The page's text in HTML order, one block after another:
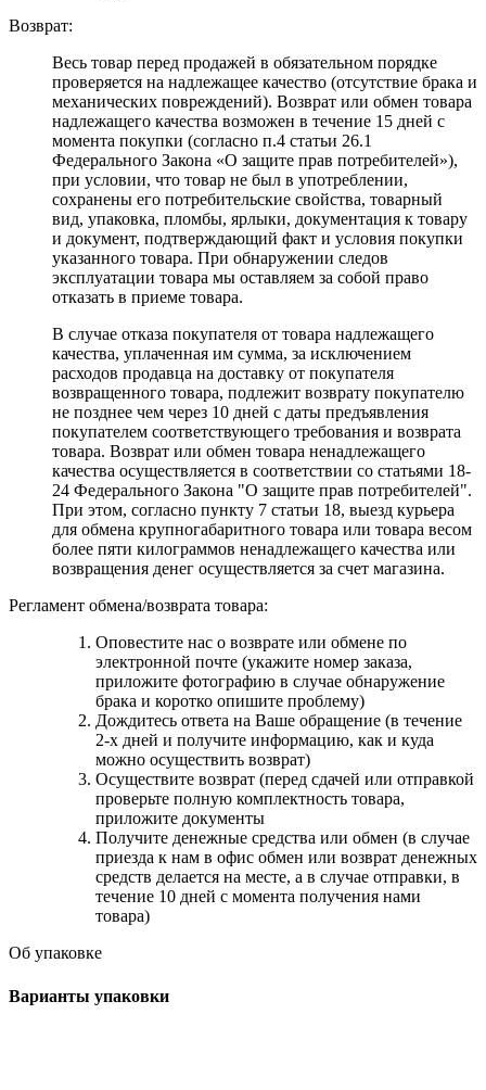
Возврат:
Весь товар перед продажей в обязательном порядке
проверяется на надлежащее качество (отсутствие брака и
механических повреждений). Возврат или обмен товара
надлежащего качества возможен в течение 15 дней с
момента покупки (согласно п.4 статьи 26.1
Федерального Закона «О защите прав потребителей»),
при условии, что товар не был в употреблении,
сохранены его потребительские свойства, товарный
вид, упаковка, пломбы, ярлыки, документация к товару
и документ, подтверждающий факт и условия покупки
указанного товара. При обнаружении следов
эксплуатации товара мы оставляем за собой право
отказать в приеме товара.
В случае отказа покупателя от товара надлежащего
качества, уплаченная им сумма, за исключением
расходов продавца на доставку от покупателя
возвращенного товара, подлежит возврату покупателю
не позднее чем через 10 дней с даты предъявления
покупателем соответствующего требования и возврата
товара. Возврат или обмен товара ненадлежащего
качества осуществляется в соответствии со статьями 18-
24 Федерального Закона "О защите прав потребителей".
При этом, согласно пункту 7 статьи 18, выезд курьера
для обмена крупногабаритного товара или товара весом
более пяти килограммов ненадлежащего качества или
возвращения денег осуществляется за счет магазина.
Регламент обмена/возврата товара:
Оповестите нас о возврате или обмене по
электронной почте (укажите номер заказа,
приложите фотографию в случае обнаружение
брака и коротко опишите проблему)
Дождитесь ответа на Ваше обращение (в течение
2-х дней и получите информацию, как и куда
можно осуществить возврат)
Осуществите возврат (перед сдачей или отправкой
проверьте полную комплектность товара,
приложите документы
Получите денежные средства или обмен (в случае
приезда к нам в офис обмен или возврат денежных
средств делается на месте, а в случае отправки, в
течение 10 дней с момента получения нами
товара)
Об упаковке
Варианты упаковки